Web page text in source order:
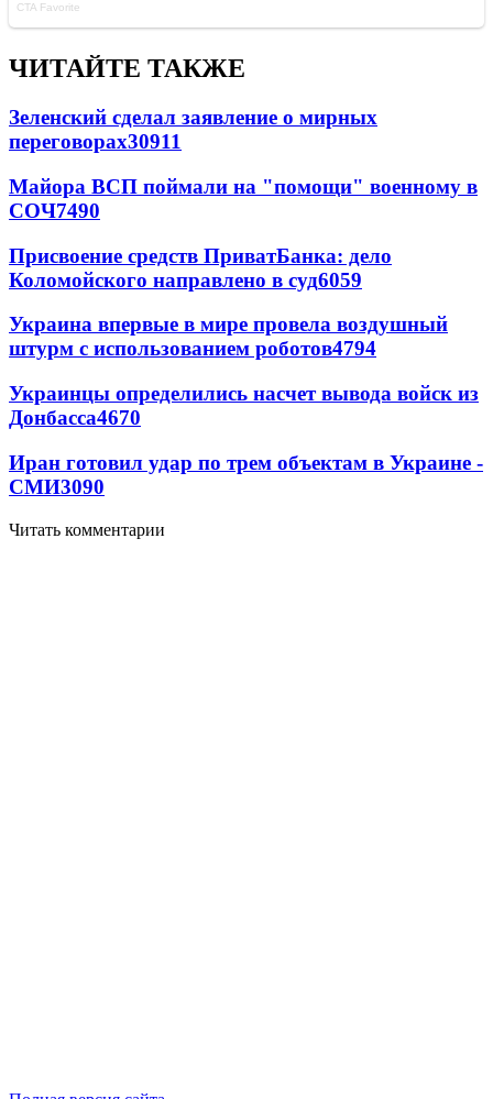
ЧИТАЙТЕ ТАКЖЕ
Зеленский сделал заявление о мирных
переговорах30911
Майора ВСП поймали на "помощи" военному в
СОЧ7490
Присвоение средств ПриватБанка: дело
Коломойского направлено в суд6059
Украина впервые в мире провела воздушный
штурм с использованием роботов4794
Украинцы определились насчет вывода войск из
Донбасса4670
Иран готовил удар по трем объектам в Украине -
СМИ3090
Читать комментарии